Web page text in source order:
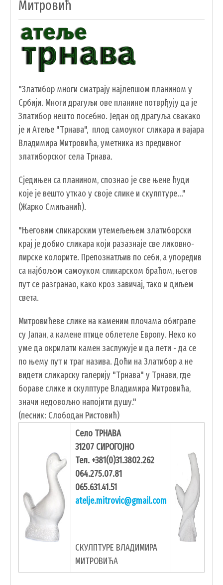
УДРУЖЕЊА И НВО
ЛОКАЛНА САМОУПРАВА
СКУПШТИНА
ПРЕДСЕДНИК
ОПШТИНСКО ВЕЋЕ
ОПШТИНСКА УПРАВА
ОПШТИНСКО ПРАВОБРАНИЛАШТВО
МЕСНЕ ЗАЈЕДНИЦЕ
ЈАВНА ПРЕДУЗЕЋА
ЧАЈЕТИНА
ИНТЕРНА РЕВИЗИЈА
УСЛУГЕ
ПОРТАЛ Е-УПРАВА
ВОДИЧ КРОЗ ЛОКАЛНУ УПРАВУ
ПИСАРНИЦА
ВИРТУЕЛНИ МАТИЧАР
КОНКУРСИ, ПОЗИВИ, ОБАВЕШТЕЊА
ПОДНОШЕЊЕ ЗАХТЕВА УРБАНИЗАМ
ГИС ЧАЈЕТИНА
ПОСТАВИТЕ НАМ ПИТАЊЕ
Митровић
"Златибор многи сматрају најлепшом планином у
Србији. Многи драгуљи ове планине потврђују да је
Златибор нешто посебно. Један од драгуља свакако
је и Атеље "Трнава", плод самоуког сликара и вајара
Владимира Митровића, уметника из предивног
златиборског села Трнава.
Сједињен са планином, спознао је све њене ћуди
које је вешто уткао у своје слике и скулптуре..."
(Жарко Смиљанић).
"Његовим сликарским утемељењем златиборски
крај је добио сликара који разазнаје све ликовно-
лирске колорите. Препознатљив по себи, а упоредив
са најбољом самоуком сликарском браћом, његов
пут се разгранао, како кроз завичај, тако и диљем
света.
Митровићеве слике на каменим плочама обиграле
су Јапан, а камене птице облетеле Европу. Неко ко
уме да окрилати камен заслужује и да лети - да се
по њему пут и траг назива. Доћи на Златибор а не
видети сликарску галерију "Трнава" у Трнави, где
бораве слике и скулптуре Владимира Митровића,
значи недовољно напојити душу."
(песник: Слободан Ристовић)
Село ТРНАВА
31207 СИРОГОЈНО
Тел. +381(0)31.3802.262
064.275.07.81
065.631.41.51
atelje.mitrovic@gmail.com
СКУЛПТУРЕ ВЛАДИМИРА
МИТРОВИЋА